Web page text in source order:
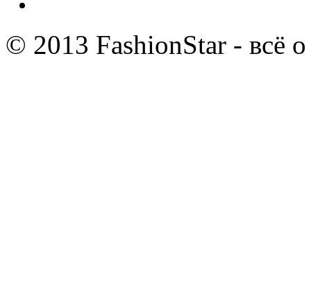
© 2013 FashionStar - всё